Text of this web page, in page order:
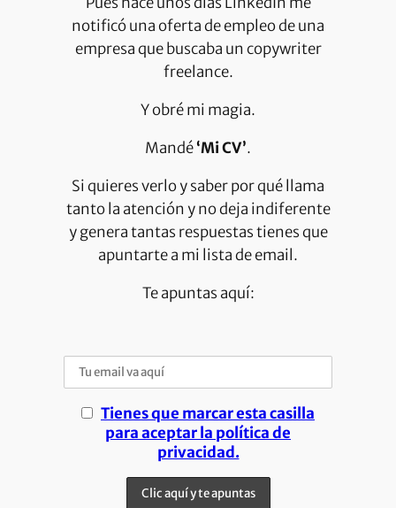
notificó una oferta de empleo de una
empresa que buscaba un copywriter
freelance.
Y obré mi magia.
Mandé‘Mi CV’.
Si quieres verlo y saber por qué llama
tanto la atención y no deja indiferente
y genera tantas respuestas tienes que
apuntarte a mi lista de email.
Te apuntas aquí:
Tienes que marcar esta casilla
para aceptar la política de
privacidad.